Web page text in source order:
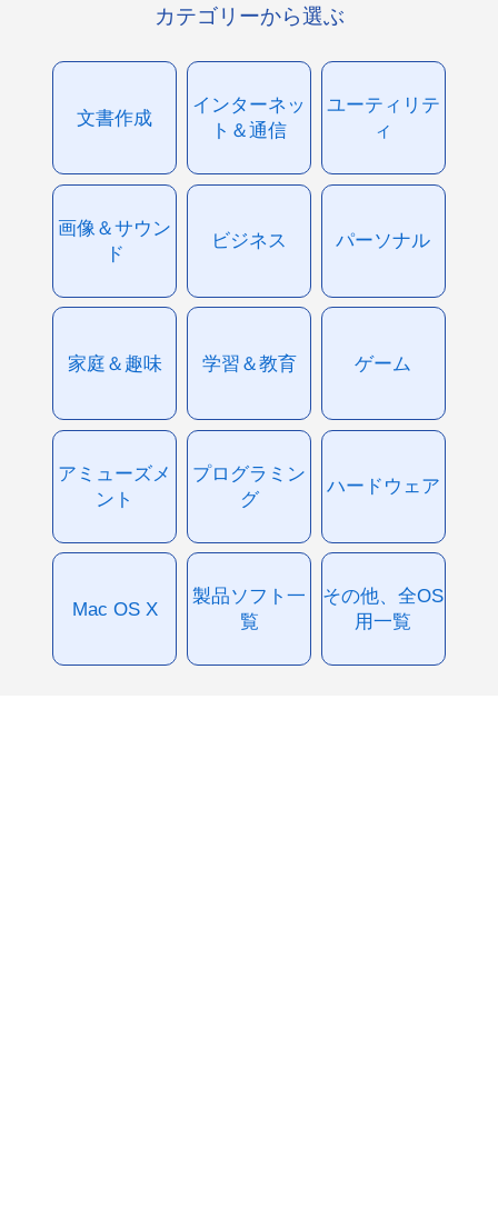
カテゴリーから選ぶ
文書作成
インターネッ
ト＆通信
ユーティリテ
ィ
画像＆サウン
ド
ビジネス パーソナル
家庭＆趣味 学習＆教育 ゲーム
アミューズメ
ント
プログラミン
グ
ハードウェア
Mac OS X
製品ソフト一
覧
その他、全OS
用一覧